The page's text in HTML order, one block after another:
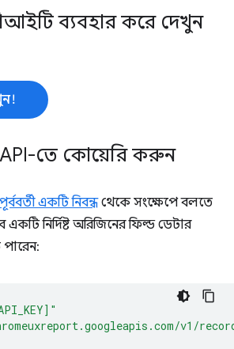
ব্যবহার করে দেখুন
তে কোয়েরি করুন
একটি নিবন্ধথেকে সংক্ষেপে বলতে
নির্দিষ্ট অরিজিনের ফিল্ড ডেটার
v1/